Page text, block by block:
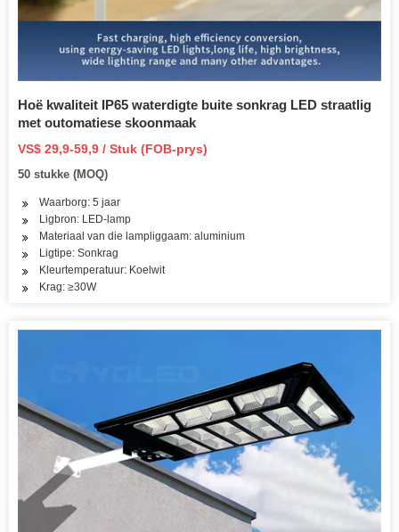
Hoë kwaliteit IP65 waterdigte buite sonkrag LED straatlig
met outomatiese skoonmaak
VS$ 29,9-59,9 / Stuk (FOB-prys)
50 stukke (MOQ)
Waarborg: 5 jaar
Ligbron: LED-lamp
Materiaal van die lampliggaam: aluminium
Ligtipe: Sonkrag
Kleurtemperatuur: Koelwit
Krag: ≥30W